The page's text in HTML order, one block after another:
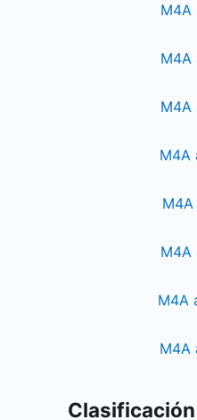
M4A
M4A
M4A
M4A
M4A
M4A
M4A
M4A